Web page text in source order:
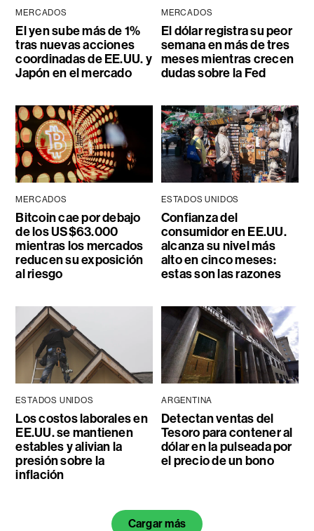
MERCADOS
El yen sube más de 1%
tras nuevas acciones
coordinadas de EE.UU. y
Japón en el mercado
MERCADOS
El dólar registra su peor
semana en más de tres
meses mientras crecen
dudas sobre la Fed
MERCADOS
Bitcoin cae por debajo
de los US$63.000
mientras los mercados
reducen su exposición
al riesgo
ESTADOS UNIDOS
Confianza del
consumidor en EE.UU.
alcanza su nivel más
alto en cinco meses:
estas son las razones
ESTADOS UNIDOS
Los costos laborales en
EE.UU. se mantienen
estables y alivian la
presión sobre la
inflación
ARGENTINA
Detectan ventas del
Tesoro para contener al
dólar en la pulseada por
el precio de un bono
Cargar más